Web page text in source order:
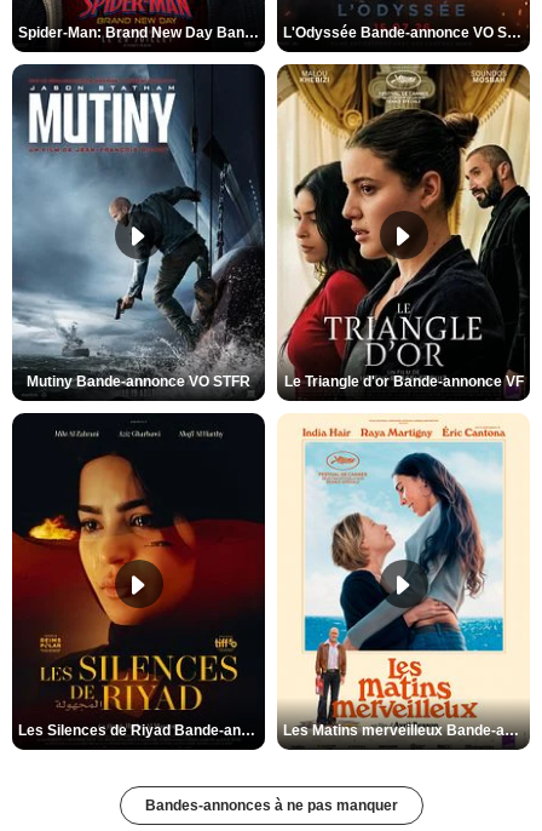
Spider-Man: Brand New Day Bande-annonce VO STFR L'Odyssée Bande-annonce VO STFR
Mutiny Bande-annonce VO STFR Le Triangle d'or Bande-annonce VF
Les Silences de Riyad Bande-annonce VO STFR Les Matins merveilleux Bande-annonce VF
Bandes-annonces à ne pas manquer